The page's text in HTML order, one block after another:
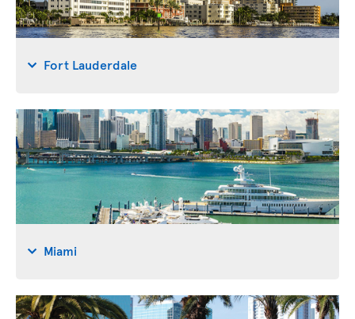
Fort Lauderdale
Miami